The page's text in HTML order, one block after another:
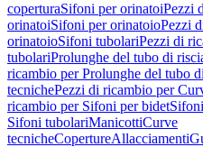
coperturaSifoni per orinatoiPezzi
orinatoiSifoni per orinatoioPezzi
orinatoioSifoni tubolariPezzi di
tubolariProlunghe del tubo di
ricambio per Prolunghe del tubo
tecnichePezzi di ricambio per
ricambio per Sifoni per bidet
Sifoni tubolariManicottiCurve
tecnicheCopertureAllacciamenti